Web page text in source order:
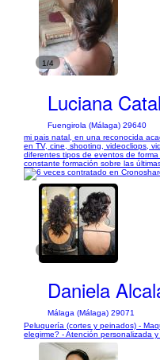
1/4
Luciana
Fuengirola (Málaga) 29640
mi pais natal, en una reconocida
en TV, cine, shooting, videocliops,
diferentes tipos de eventos de
constante formación sobre las
1/3
Daniela
Málaga (Málaga) 29071
Peluquería (cortes y peinados) -
elegirme? - Atención personalizada y